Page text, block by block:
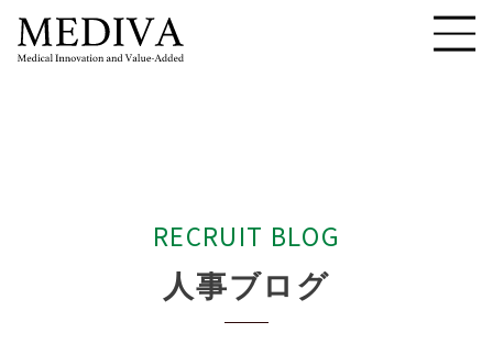
RECRUIT BLOG
人事ブロ グ